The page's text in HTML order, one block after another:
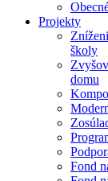
Projekty
školy
domu
Fond